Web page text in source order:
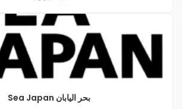
بحر اليابان Sea Japan